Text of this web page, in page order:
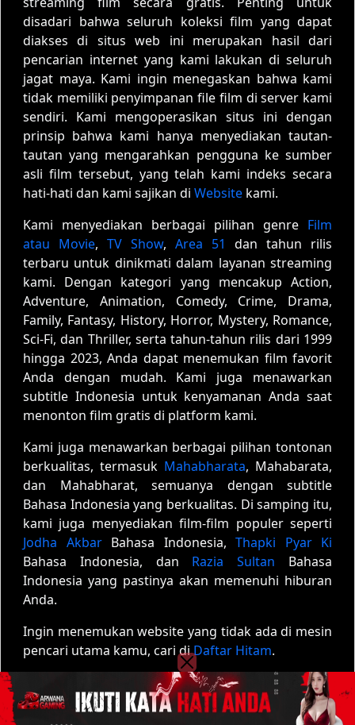
disadari bahwa seluruh koleksi film yang dapat
diakses di situs web ini merupakan hasil dari
pencarian internet yang kami lakukan di seluruh
jagat maya. Kami ingin menegaskan bahwa kami
tidak memiliki penyimpanan file film di server kami
sendiri. Kami mengoperasikan situs ini dengan
prinsip bahwa kami hanya menyediakan tautan-
tautan yang mengarahkan pengguna ke sumber
asli film tersebut, yang telah kami indeks secara
hati-hati dan kami sajikan di Website kami.
Kami menyediakan berbagai pilihan genre Film
atau Movie, TV Show, Area 51
dan tahun rilis
terbaru untuk dinikmati dalam layanan streaming
kami. Dengan kategori yang mencakup Action,
Adventure, Animation, Comedy, Crime, Drama,
Family, Fantasy, History, Horror, Mystery, Romance,
Sci-Fi, dan Thriller, serta tahun-tahun rilis dari 1999
hingga 2023, Anda dapat menemukan film favorit
Anda dengan mudah. Kami juga menawarkan
subtitle Indonesia untuk kenyamanan Anda saat
menonton film gratis di platform kami.
Kami juga menawarkan berbagai pilihan tontonan
berkualitas, termasuk Mahabharata, Mahabarata,
dan Mahabharat, semuanya dengan subtitle
Bahasa Indonesia yang berkualitas. Di samping itu,
kami juga menyediakan film-film populer seperti
Jodha AkbarBahasa Indonesia, Thapki Pyar Ki
Bahasa Indonesia, dan Razia Sultan Bahasa
Indonesia yang pastinya akan memenuhi hiburan
Anda.
Ingin menemukan website yang tidak ada di mesin
pencari utama kamu, cari diDaftar Hitam.
Copyright © 2020 - 2026Film01| All rights reserved